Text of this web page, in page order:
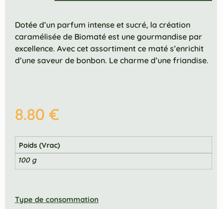
Dotée d’un parfum intense et sucré, la création
caramélisée de Biomaté est une gourmandise par
excellence. Avec cet assortiment ce maté s’enrichit
d’une saveur de bonbon. Le charme d’une friandise.
8.80 €
Poids (Vrac)
100 g
Type de consommation